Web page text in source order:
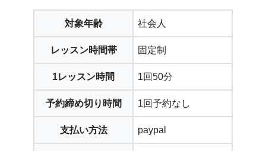
対象年齢 社会人
レッスン時間帯 固定制
1レッスン時間 1回50分
予約締め切り時間 1回予約なし
支払い方法 paypal